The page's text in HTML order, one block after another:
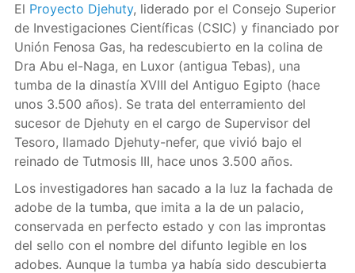
El Proyecto Djehuty, liderado por el Consejo Superior
de Investigaciones Científicas (CSIC) y financiado por
Unión Fenosa Gas, ha redescubierto en la colina de
Dra Abu el-Naga, en Luxor (antigua Tebas), una
tumba de la dinastía XVIII del Antiguo Egipto (hace
unos 3.500 años). Se trata del enterramiento del
sucesor de Djehuty en el cargo de Supervisor del
Tesoro, llamado Djehuty-nefer, que vivió bajo el
reinado de Tutmosis III, hace unos 3.500 años.
Los investigadores han sacado a la luz la fachada de
adobe de la tumba, que imita a la de un palacio,
conservada en perfecto estado y con las improntas
del sello con el nombre del difunto legible en los
adobes. Aunque la tumba ya había sido descubierta